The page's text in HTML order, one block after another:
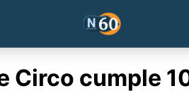
Circo cumple